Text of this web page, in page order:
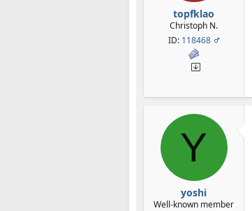
topfklao
Christoph N.
ID: 118468
Y
yoshi
Well-known member